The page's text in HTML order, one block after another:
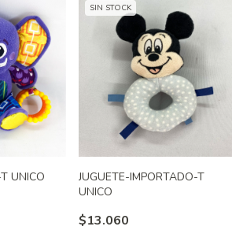
UNICO
SIN STOCK
JUGUETE-IMPORTADO-T
UNICO
$13.060